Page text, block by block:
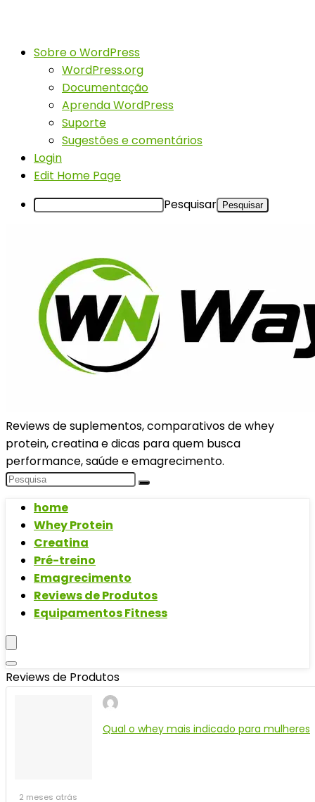
Sobre o WordPress
WordPress.org
Documentação
Aprenda WordPress
Suporte
Sugestões e comentários
Login
Edit Home Page
Pesquisar
Reviews de suplementos, comparativos de whey
protein, creatina e dicas para quem busca
performance, saúde e emagrecimento.
home
Whey Protein
Creatina
Pré-treino
Emagrecimento
Reviews de Produtos
Equipamentos Fitness
Reviews de Produtos
Qual o whey mais indicado para mulheres
2 meses atrás